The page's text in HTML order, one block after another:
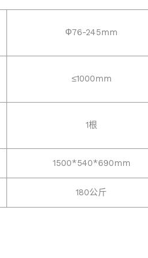
Ф76-245mm
≤1000mm
1根
1500*540*690mm
180公斤